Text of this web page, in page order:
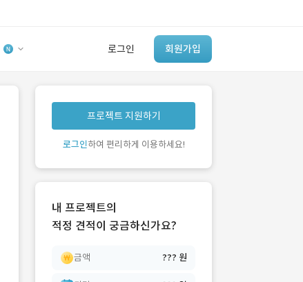
로그인 회원가입
유사사례 검색 AI
‘이런 거’ 만들어본
개발 회사 있어?
프로젝트 지원하기
로그인하여 편리하게 이용하세요!
내 프로젝트의
적정 견적이 궁금하신가요?
금액 ??? 원